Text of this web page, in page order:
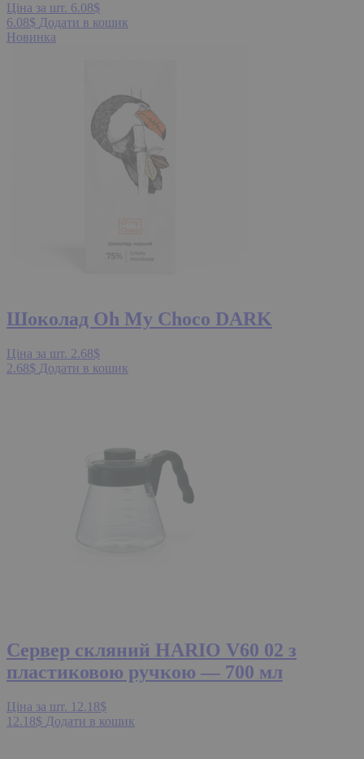
Ціна за шт. 6.08$
6.08$ Додати в кошик
Новинка
Шоколад Oh My Choco DARK
Ціна за шт. 2.68$
2.68$ Додати в кошик
Сервер скляний HARIO V60 02 з
пластиковою ручкою — 700 мл
Ціна за шт. 12.18$
12.18$ Додати в кошик